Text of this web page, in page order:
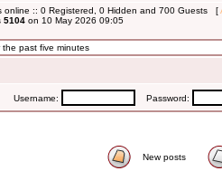
online :: 0 Registered, 0 Hidden and 700 Guests [
5104 on 10 May 2026 09:05
past five minutes
Username: Password:
New posts